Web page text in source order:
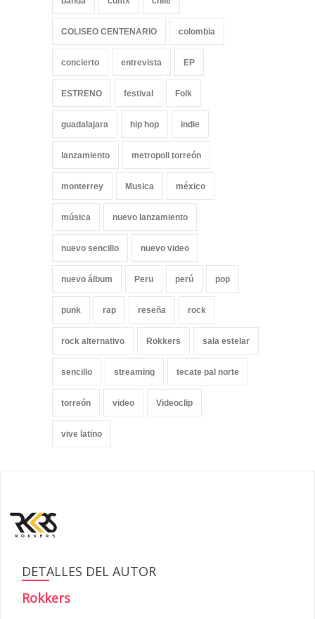
COLISEO CENTENARIO colombia
concierto entrevista EP
ESTRENO festival Folk
guadalajara hip hop indie
lanzamiento metropoli torreón
monterrey Musica méxico
música nuevo lanzamiento
nuevo sencillo nuevo video
nuevo álbum Peru perú pop
punk rap reseña rock
rock alternativo Rokkers sala estelar
sencillo streaming tecate pal norte
torreón video Videoclip
vive latino
DETALLES DEL AUTOR
Rokkers